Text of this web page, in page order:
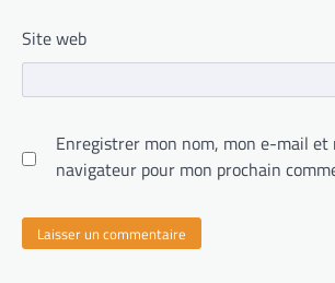
Site web
Enregistrer mon nom, mon e-mail et
navigateur pour mon prochain